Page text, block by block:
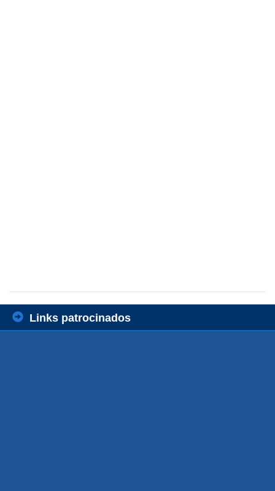
Links patrocinados